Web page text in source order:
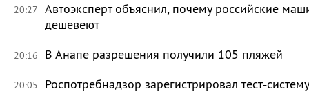
20:27 Автоэксперт объяснил, почему российские
дешевеют
20:16 В Анапе разрешения получили 105 пляжей
20:05 Роспотребнадзор зарегистрировал